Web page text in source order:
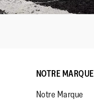
NOTRE MARQUE
Notre Marque